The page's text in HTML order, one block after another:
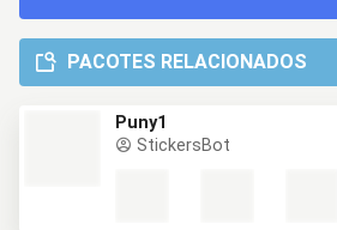
PACOTES RELACIONADOS
Puny1
StickersBot